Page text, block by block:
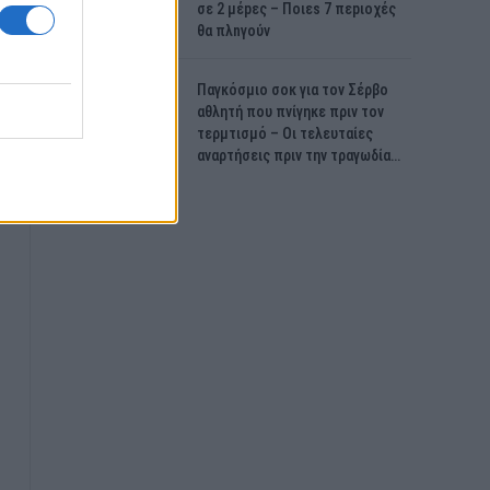
σε 2 μέpες – Ποιεs 7 πεpιοχές
θα πλnγούν
Παγκόσμιο σοκ για τον Σέρβο
αθλητή που πνίγηκε πριν τον
τερμτισμό – Οι τελευταίες
αναρτήσεις πριν την τραγωδία…